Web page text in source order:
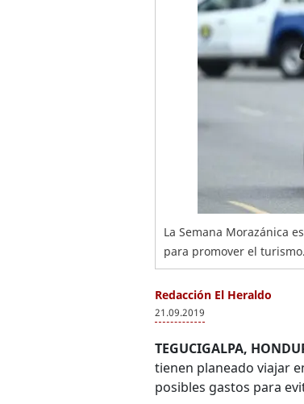
La Semana Morazánica
para promover el turismo.
Redacción El Heraldo
21.09.2019
TEGUCIGALPA,
tienen planeado viajar
posibles gastos para